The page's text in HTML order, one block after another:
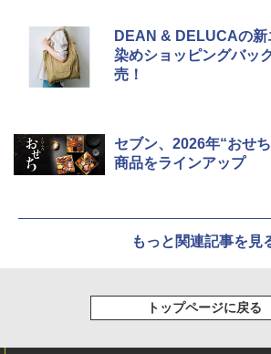
DEAN & DELUCAの新
染めショッピングバッ
売！
セブン、2026年“おせ
商品をラインアップ
もっと関連記事を見
トップページに戻る